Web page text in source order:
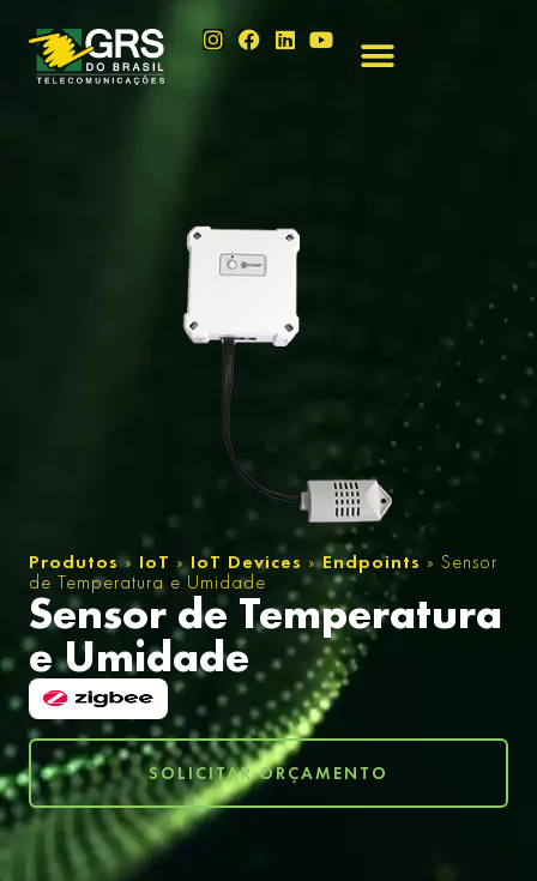
Produtos» IoT »IoT Devices »Endpoints » Sensor
de Temperatura e Umidade
Sensor de Temperatura
e Umidade
SOLICITAR ORÇAMENTO